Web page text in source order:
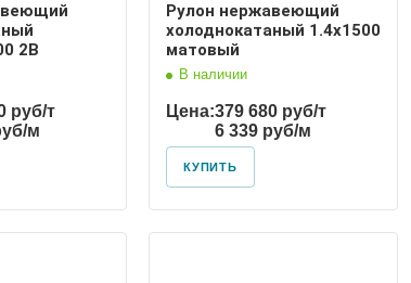
2В
руб/т
м
Рулон нержавеющий
холоднокатаный 1.4х1500
матовый
В наличии
Цена:379 680 руб/т
6 339 руб/м
КУПИТЬ